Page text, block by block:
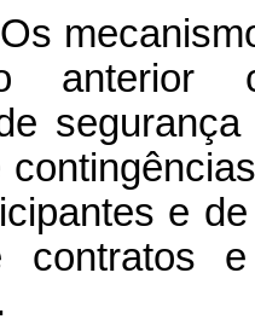
anterior
e
contratos